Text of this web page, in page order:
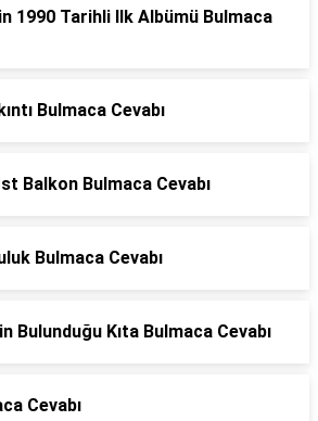
1990 Tarihli Ilk Albümü Bulmaca
Bulmaca Cevabı
Balkon Bulmaca Cevabı
Bulmaca Cevabı
Bulunduğu Kıta Bulmaca Cevabı
Cevabı